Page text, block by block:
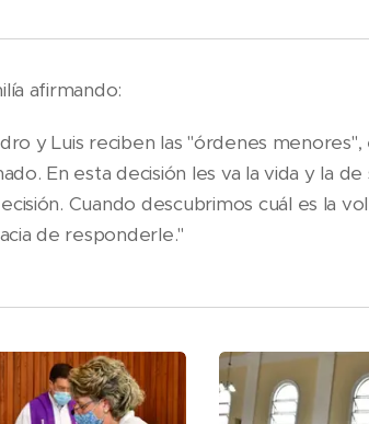
afirmando:
y Luis reciben las "órdenes
En esta decisión les va la vida y la de
Cuando descubrimos cuál es la
de responderle."